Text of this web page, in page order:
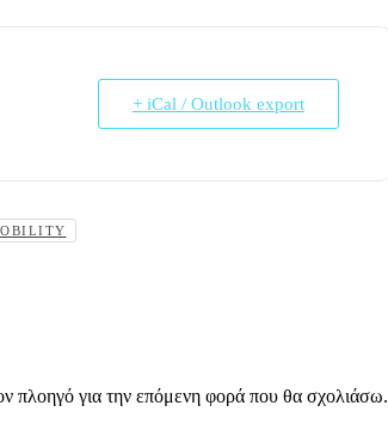
+ iCal / Outlook export
πλοηγό για την επόμενη φορά που θα σχολιάσω.